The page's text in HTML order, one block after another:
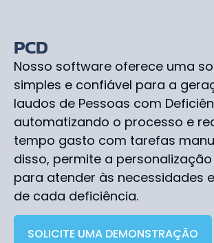
PCD
Nosso software oferece uma
simples e confiável para a
laudos de Pessoas com
automatizando o processo e
tempo gasto com tarefas
disso, permite a
para atender às necessidades
de cada deficiência.
SOLICITE UMA DEMONSTRAÇÃO